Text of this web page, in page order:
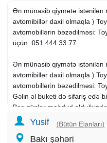
Ən münasib qiymətə istənilən
avtomibillər daxil olmaqla )
avtomobillərin bəzədilməsi:
üçün. 051 444 33 77
Ən münasib qiymətə istənilən
avtomibillər daxil olmaqla )
avtomobillərin bəzədilməsi:
Gəlin əl buketi də sifariş edə
Boş günlər məhdud
mütləqdir.
Whatsapp aktivdir 24/7.
Sıfır əlli bir - dörd yüz qirx
Yusif (Bütün Elanları)
Bakı şəhəri